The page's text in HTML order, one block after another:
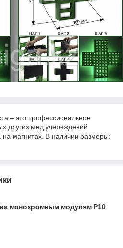
– это профессиональное
других мед.учереждений
на магнитах. В наличии размеры:
монохромным модулям Р10